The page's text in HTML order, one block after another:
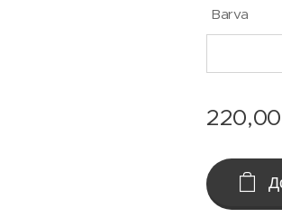
Barva
220,00